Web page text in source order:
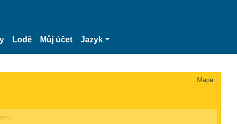
Lodě Můj účet Jazyk
Mapa